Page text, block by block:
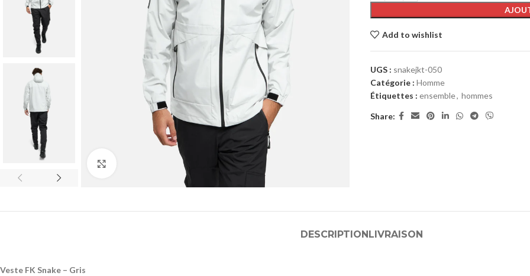
Add to wishlist
UGS : snakejkt-050
Catégorie : Homme
Étiquettes : ensemble, hommes
Share:
DESCRIPTIONLIVRAISON
Veste FK Snake – Gris